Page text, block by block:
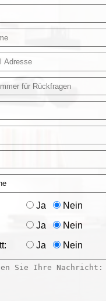
Ja Nein
Ja Nein
Ja Nein